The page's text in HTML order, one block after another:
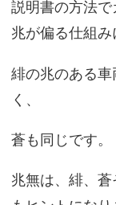
説明書の方法
兆が偏る仕組み
緋の兆のある
く、
蒼も同じです。
兆無は、緋、